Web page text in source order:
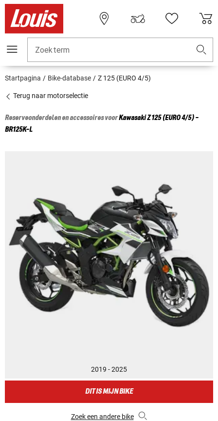
Zoekterm
Startpagina Bike-database Z 125 (EURO 4/5)
Terug naar motorselectie
Reserveonderdelen en accessoires voorKawasakiZ 125 (EURO 4/5) -
BR125K-L
2019 - 2025
DIT IS MIJN BIKE
Zoek een andere bike